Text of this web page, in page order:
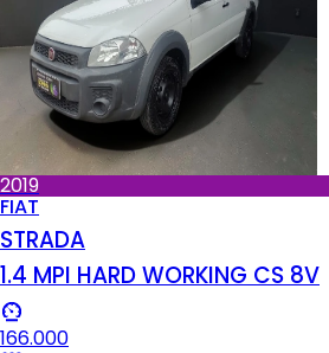
2019
FIAT
STRADA
1.4 MPI HARD WORKING CS 8V
166.000